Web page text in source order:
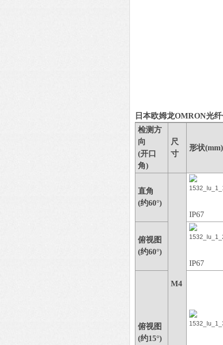
日本欧姆龙OMRON光
检测方
向
(开口
角)
尺
寸
形状(mm)
直角
(约60°)
M4
IP67
俯视图
(约60°)
IP67
俯视图
(约15°)